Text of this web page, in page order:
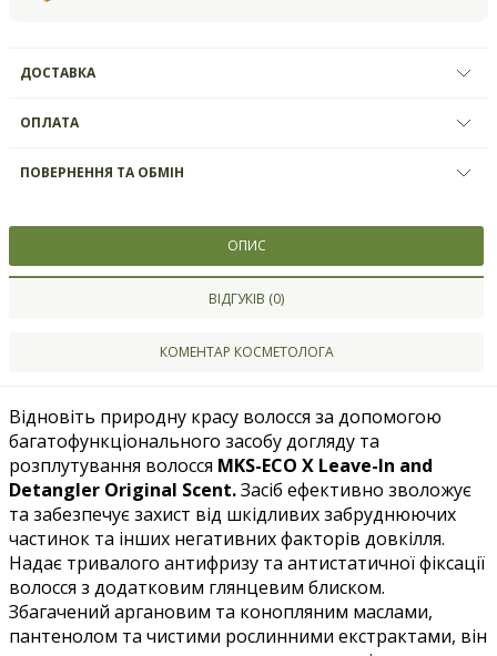
ДОСТАВКА
ОПЛАТА
ПОВЕРНЕННЯ ТА ОБМІН
ОПИС
ВІДГУКІВ (0)
КОМЕНТАР КОСМЕТОЛОГА
Відновіть природну красу волосся за допомогою
багатофункціонального засобу догляду та
розплутування волосся MKS-ECO X Leave-In and
Detangler Original Scent.Засіб ефективно зволожує
та забезпечує захист від шкідливих забруднюючих
частинок та інших негативних факторів довкілля.
Надає тривалого антифризу та антистатичної фіксації
волосся з додатковим глянцевим блиском.
Збагачений аргановим та конопляним маслами,
пантенолом та чистими рослинними екстрактами, він